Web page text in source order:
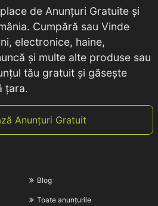
de Anunțuri Gratuite și
Cumpără sau Vinde
electronice, haine,
și multe alte produse sau
tău gratuit și găsește
țara.
Anunțuri Gratuit
Blog
Toate anunțurile